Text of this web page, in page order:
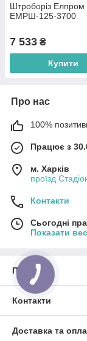
Штроборіз Елпром
ЕМРШ-125-3700
7 533 ₴
Купити
Про нас
100%
Працює з
м. Харків
проїзд
Контакти
Сьогодні
Показати
Про нас
Контакти
Доставка та